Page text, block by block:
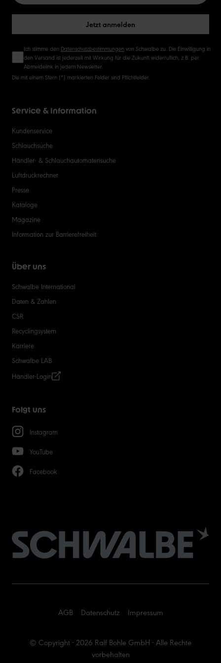
Jetzt anmelden
Ich stimme den Datenschutzbestimmungen von Schwalbe zu. Die Einwilligung in
den Versand ist jederzeit mit Wirkung für die Zukunft widerruflich, z.B. per
Abmeldelink in jedem Newsletter.
Die mit einem Stern (*) markierten Felder sind Pflichtfelder.
Service & Information
Kundenservice
Schlauchsuche
Händler- & Schlauchautomatensuche
Luftdruckrechner
Presse
Kataloge
Magazine
Information zur Barrierefreiheit
Über uns
Schwalbe International
Daten & Zahlen
CSR
Recyclingsystem
Karriere
Schwalbe LAB
Händler-Login
Folgt uns
Instagram
YouTube
Facebook
© Copyright - 2026 Ralf Bohle GmbH - Alle Rechte
vorbehalten
AGB Datenschutz Impressum